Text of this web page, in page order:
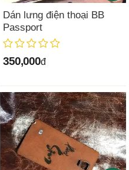
Dán lưng điện thoại BB
Passport
350,000đ